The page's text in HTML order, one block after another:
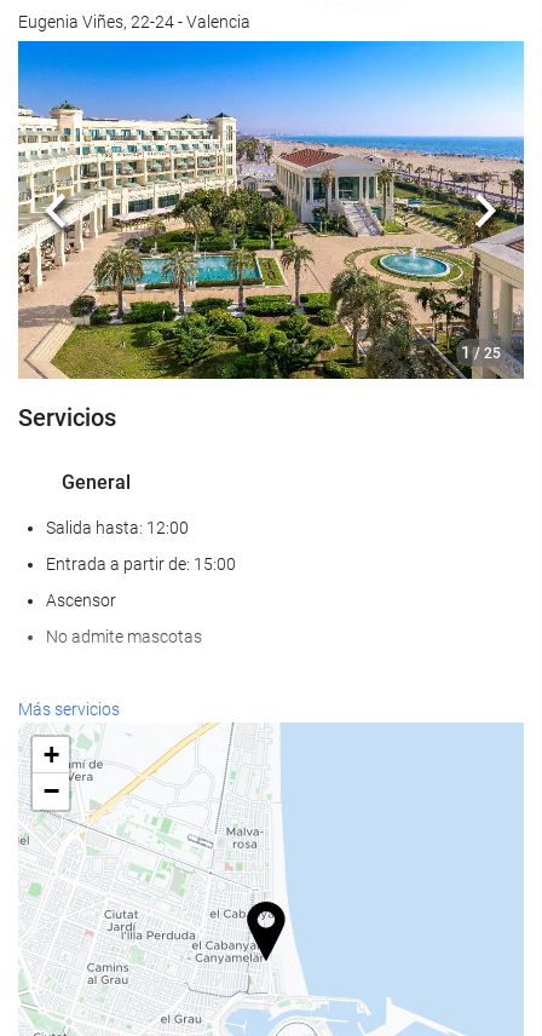
Eugenia Viñes, 22-24 - Valencia
1 / 25
Anterior
Servicios
General
Salida hasta: 12:00
Entrada a partir de: 15:00
Ascensor
No admite mascotas
Bienestar
Spa
Hammam
Sauna
Gimnasio
Comida y bebida
Restaurante a la carta
Bar
Más servicios
+
−